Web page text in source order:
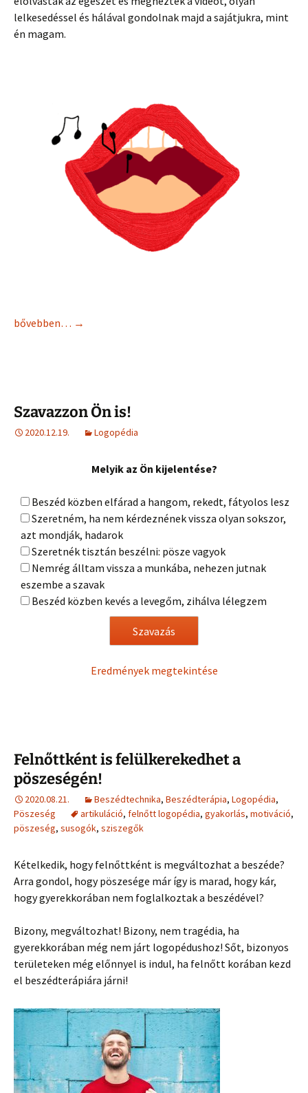
lelkesedéssel és hálával gondolnak majd a sajátjukra, mint
én magam.
bővebben… →
Szavazzon Ön is!
2020.12.19. Logopédia
Melyik az Ön kijelentése?
Beszéd közben elfárad a hangom, rekedt, fátyolos lesz
Szeretném, ha nem kérdeznének vissza olyan sokszor,
azt mondják, hadarok
Szeretnék tisztán beszélni: pösze vagyok
Nemrég álltam vissza a munkába, nehezen jutnak
eszembe a szavak
Beszéd közben kevés a levegőm, zihálva lélegzem
Eredmények megtekintése
Felnőttként is felülkerekedhet a
pöszeségén!
2020.08.21. Beszédtechnika, Beszédterápia, Logopédia,
Pöszeség
artikuláció, felnőtt logopédia, gyakorlás, motiváció,
pöszeség, susogók, sziszegők
Kételkedik, hogy felnőttként is megváltozhat a beszéde?
Arra gondol, hogy pöszesége már így is marad, hogy kár,
hogy gyerekkorában nem foglalkoztak a beszédével?
Bizony, megváltozhat! Bizony, nem tragédia, ha
gyerekkorában még nem járt logopédushoz! Sőt, bizonyos
területeken még előnnyel is indul, ha felnőtt korában kezd
el beszédterápiára járni!